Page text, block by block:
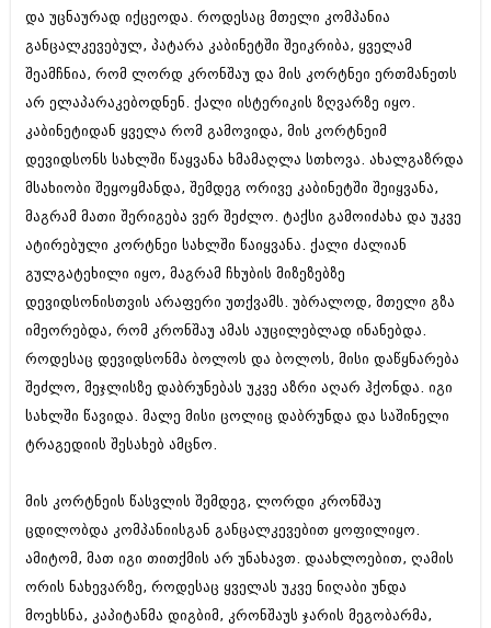
მაისი 2018 (211)
აპრილი 2018 (194)
მარტი 2018 (256)
თებერვალი 2018 (208)
იანვარი 2018 (215)
დეკემბერი 2017 (243)
ნოემბერი 2017 (212)
ოქტომბერი 2017 (231)
აგვისტო 2017 (212)
ივლისი 2017 (233)
ივნისი 2017 (265)
აპრილი 2017 (220)
მარტი 2017 (212)
თებერვალი 2017 (205)
იანვარი 2017 (246)
დეკემბერი 2016 (207)
ნოემბერი 2016 (207)
ოქტომბერი 2016 (257)
ივლისი 2016 (211)
ივნისი 2016 (221)
მაისი 2016 (261)
მარტი 2016 (200)
თებერვალი 2016 (250)
არქივის ზომის ნახვა
და უცნაურად იქცეოდა. როდესაც მთელი კომპანია
განცალკევებულ, პატარა კაბინეტში შეიკრიბა, ყველამ
შეამჩნია, რომ ლორდ კრონშაუ და მის კორტნეი ერთმანეთს
არ ელაპარაკებოდნენ. ქალი ისტერიკის ზღვარზე იყო.
კაბინეტიდან ყველა რომ გამოვიდა, მის კორტნეიმ
დევიდსონს სახლში წაყვანა ხმამაღლა სთხოვა. ახალგაზრდა
მსახიობი შეყოყმანდა, შემდეგ ორივე კაბინეტში შეიყვანა,
მაგრამ მათი შერიგება ვერ შეძლო. ტაქსი გამოიძახა და უკვე
ატირებული კორტნეი სახლში წაიყვანა. ქალი ძალიან
გულგატეხილი იყო, მაგრამ ჩხუბის მიზეზებზე
დევიდსონისთვის არაფერი უთქვამს. უბრალოდ, მთელი გზა
იმეორებდა, რომ კრონშაუ ამას აუცილებლად ინანებდა.
როდესაც დევიდსონმა ბოლოს და ბოლოს, მისი დაწყნარება
შეძლო, მეჯლისზე დაბრუნებას უკვე აზრი აღარ ჰქონდა. იგი
სახლში წავიდა. მალე მისი ცოლიც დაბრუნდა და საშინელი
ტრაგედიის შესახებ ამცნო.
მის კორტნეის წასვლის შემდეგ, ლორდი კრონშაუ
ცდილობდა კომპანიისგან განცალკევებით ყოფილიყო.
ამიტომ, მათ იგი თითქმის არ უნახავთ. დაახლოებით, ღამის
ორის ნახევარზე, როდესაც ყველას უკვე ნიღაბი უნდა
მოეხსნა, კაპიტანმა დიგბიმ, კრონშაუს ჯარის მეგობარმა,